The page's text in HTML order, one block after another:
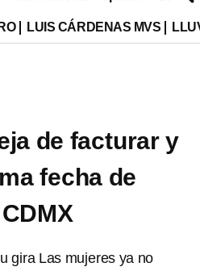
LUIS CÁRDENAS MVS
de facturar y
fecha de
gira Las mujeres ya no